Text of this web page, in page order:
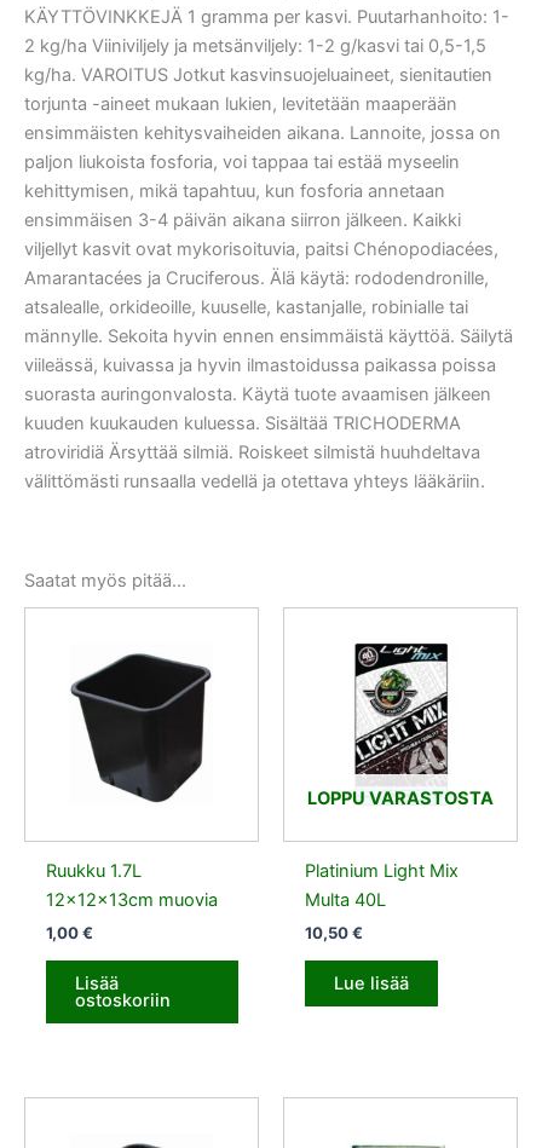
KÄYTTÖVINKKEJÄ 1 gramma per kasvi. Puutarhanhoito: 1-
2 kg/ha Viiniviljely ja metsänviljely: 1-2 g/kasvi tai 0,5-1,5
kg/ha. VAROITUS Jotkut kasvinsuojeluaineet, sienitautien
torjunta -aineet mukaan lukien, levitetään maaperään
ensimmäisten kehitysvaiheiden aikana. Lannoite, jossa on
paljon liukoista fosforia, voi tappaa tai estää myseelin
kehittymisen, mikä tapahtuu, kun fosforia annetaan
ensimmäisen 3-4 päivän aikana siirron jälkeen. Kaikki
viljellyt kasvit ovat mykorisoituvia, paitsi Chénopodiacées,
Amarantacées ja Cruciferous. Älä käytä: rododendronille,
atsalealle, orkideoille, kuuselle, kastanjalle, robinialle tai
männylle. Sekoita hyvin ennen ensimmäistä käyttöä. Säilytä
viileässä, kuivassa ja hyvin ilmastoidussa paikassa poissa
suorasta auringonvalosta. Käytä tuote avaamisen jälkeen
kuuden kuukauden kuluessa. Sisältää TRICHODERMA
atroviridiä Ärsyttää silmiä. Roiskeet silmistä huuhdeltava
välittömästi runsaalla vedellä ja otettava yhteys lääkäriin.
Saatat myös pitää...
Ruukku 1.7L
12x12x13cm muovia
1,00€
Lisää
ostoskoriin
LOPPU VARASTOSTA
Platinium Light Mix
Multa 40L
10,50€
Lue lisää